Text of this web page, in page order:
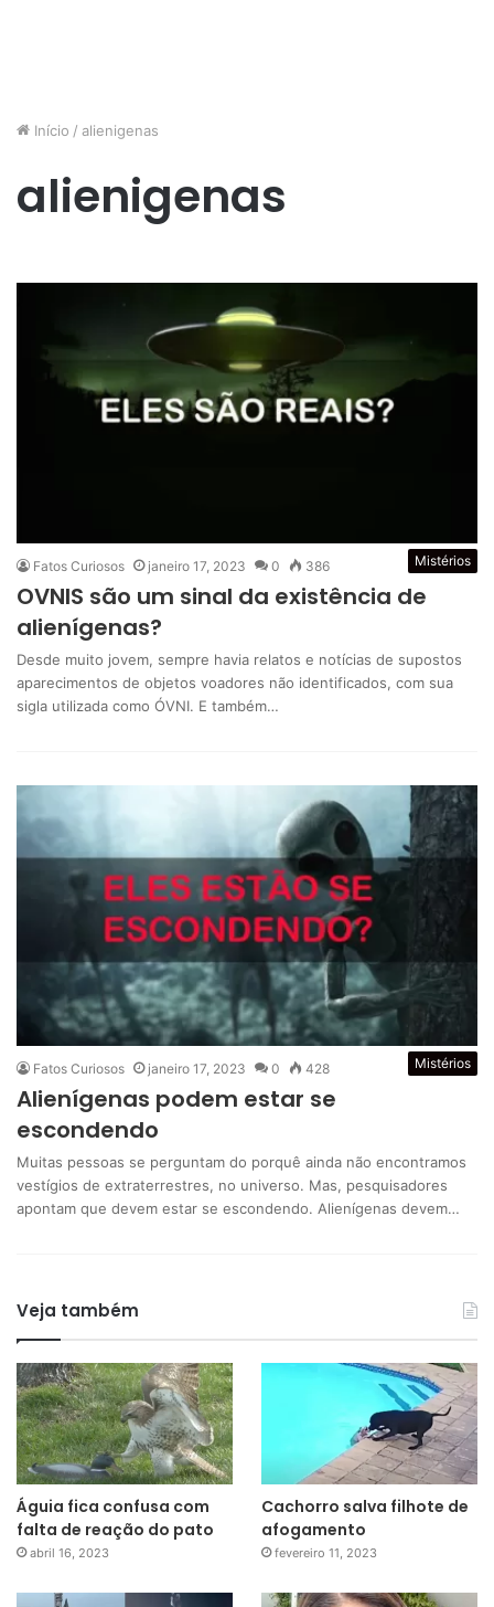
Início / alienigenas
alienigenas
Mistérios
Fatos Curiosos janeiro 17, 2023 0 386
OVNIS são um sinal da existência de
alienígenas?
Desde muito jovem, sempre havia relatos e notícias de supostos
aparecimentos de objetos voadores não identificados, com sua
sigla utilizada como ÓVNI. E também…
Mistérios
Fatos Curiosos janeiro 17, 2023 0 428
Alienígenas podem estar se
escondendo
Muitas pessoas se perguntam do porquê ainda não encontramos
vestígios de extraterrestres, no universo. Mas, pesquisadores
apontam que devem estar se escondendo. Alienígenas devem…
Veja também
Águia fica confusa com
falta de reação do pato
abril 16, 2023
Cachorro salva filhote de
afogamento
fevereiro 11, 2023